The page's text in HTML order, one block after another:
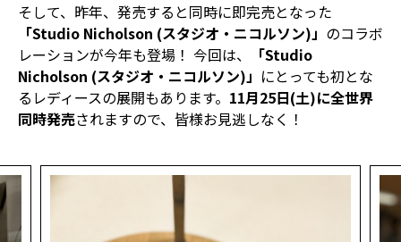
そして、昨年、発売すると同時に即完売となった
「Studio Nicholson (スタジオ・ニコルソン)」 のコラボ
レーションが今年も登場！ 今回は、
「Studio
Nicholson (スタジオ・ニコルソン)」 にとっても初とな
るレディースの展開もあります。 11月25日(土)に全世界
同時発売されますので、皆様お見逃しなく！